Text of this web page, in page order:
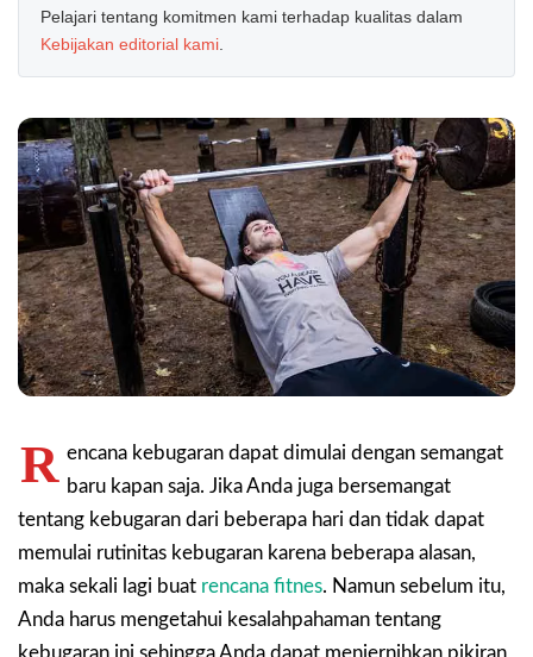
Pelajari tentang komitmen kami terhadap kualitas dalam
Kebijakan editorial kami
R encana kebugaran dapat dimulai dengan semangat
baru kapan saja. Jika Anda juga bersemangat
tentang kebugaran dari beberapa hari dan tidak dapat
memulai rutinitas kebugaran karena beberapa alasan,
maka sekali lagi buat rencana fitnes. Namun sebelum itu,
Anda harus mengetahui kesalahpahaman tentang
kebugaran ini sehingga Anda dapat menjernihkan pikiran